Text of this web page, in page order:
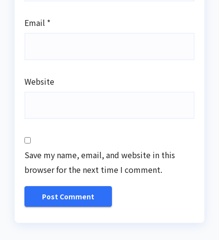
Email *
Website
Save my name, email, and website in this
browser for the next time I comment.